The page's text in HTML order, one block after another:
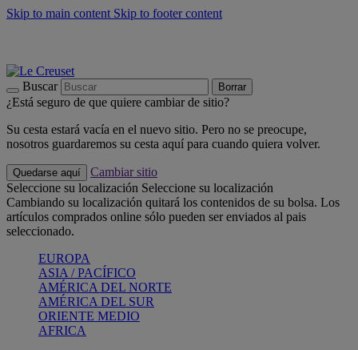
Skip to main content Skip to footer content
Buscar Borrar
¿Está seguro de que quiere cambiar de sitio?
Su cesta estará vacía en el nuevo sitio. Pero no se preocupe,
nosotros guardaremos su cesta aquí para cuando quiera volver.
Quedarse aquí
Cambiar sitio
Seleccione su localización Seleccione su localización
Cambiando su localización quitará los contenidos de su bolsa. Los
artículos comprados online sólo pueden ser enviados al pais
seleccionado.
EUROPA
ASIA / PACÍFICO
AMÉRICA DEL NORTE
AMÉRICA DEL SUR
ORIENTE MEDIO
AFRICA